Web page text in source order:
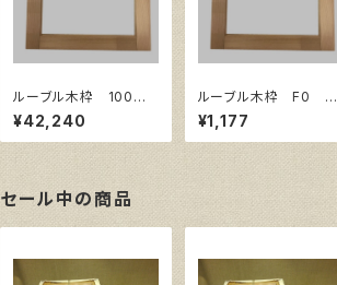
ルーブル木枠 100
号 上枠
¥42,240
ルーブル木枠 F0 サ
イズ180㎜×140㎜
¥1,177
セール中の商品